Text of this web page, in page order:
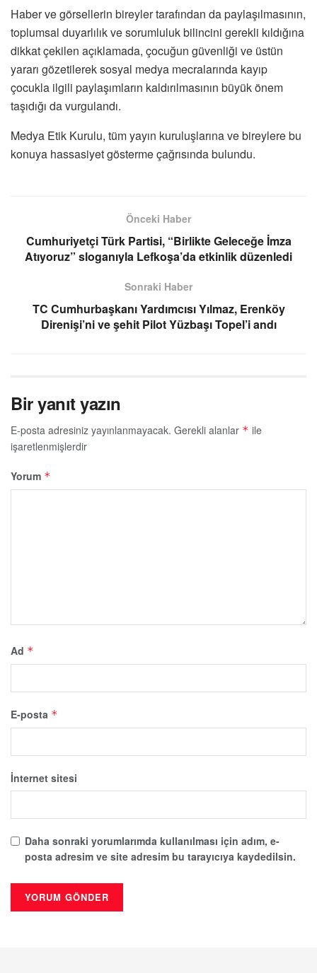
Haber ve görsellerin bireyler tarafından da paylaşılmasının,
toplumsal duyarlılık ve sorumluluk bilincini gerekli kıldığına
dikkat çekilen açıklamada, çocuğun güvenliği ve üstün
yararı gözetilerek sosyal medya mecralarında kayıp
çocukla ilgili paylaşımların kaldırılmasının büyük önem
taşıdığı da vurgulandı.
Medya Etik Kurulu, tüm yayın kuruluşlarına ve bireylere bu
konuya hassasiyet gösterme çağrısında bulundu.
Önceki Haber
Cumhuriyetçi Türk Partisi, “Birlikte Geleceğe İmza
Atıyoruz” sloganıyla Lefkoşa’da etkinlik düzenledi
Sonraki Haber
TC Cumhurbaşkanı Yardımcısı Yılmaz, Erenköy
Direnişi’ni ve şehit Pilot Yüzbaşı Topel’i andı
Bir yanıt yazın
E-posta adresiniz yayınlanmayacak. Gerekli alanlar * ile
işaretlenmişlerdir
Yorum *
Ad *
E-posta *
İnternet sitesi
Daha sonraki yorumlarımda kullanılması için adım, e-
posta adresim ve site adresim bu tarayıcıya kaydedilsin.